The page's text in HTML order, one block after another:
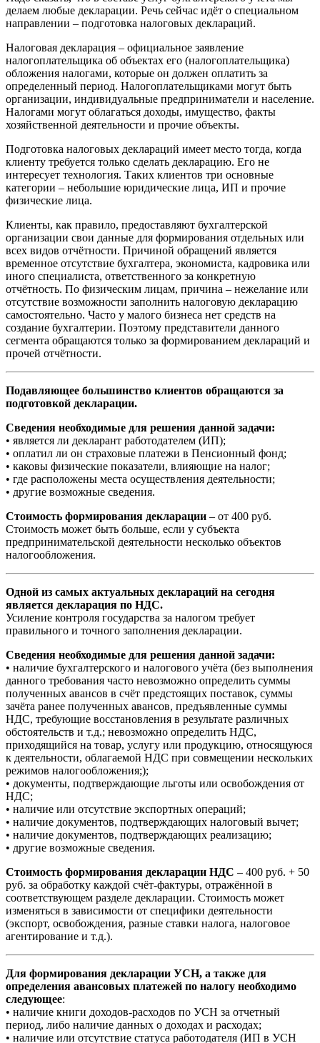
делаем любые декларации. Речь сейчас идёт о специальном
направлении – подготовка налоговых деклараций.
Налоговая декларация – официальное заявление
налогоплательщика об объектах его (налогоплательщика)
обложения налогами, которые он должен оплатить за
определенный период. Налогоплательщиками могут быть
организации, индивидуальные предприниматели и население.
Налогами могут облагаться доходы, имущество, факты
хозяйственной деятельности и прочие объекты.
Подготовка налоговых деклараций имеет место тогда, когда
клиенту требуется только сделать декларацию. Его не
интересует технология. Таких клиентов три основные
категории – небольшие юридические лица, ИП и прочие
физические лица.
Клиенты, как правило, предоставляют бухгалтерской
организации свои данные для формирования отдельных или
всех видов отчётности. Причиной обращений является
временное отсутствие бухгалтера, экономиста, кадровика или
иного специалиста, ответственного за конкретную
отчётность. По физическим лицам, причина – нежелание или
отсутствие возможности заполнить налоговую декларацию
самостоятельно. Часто у малого бизнеса нет средств на
создание бухгалтерии. Поэтому представители данного
сегмента обращаются только за формированием деклараций и
прочей отчётности.
Подавляющее большинство клиентов обращаются за
подготовкой декларации.
Сведения необходимые для решения данной задачи:
• является ли декларант работодателем (ИП);
• оплатил ли он страховые платежи в Пенсионный фонд;
• каковы физические показатели, влияющие на налог;
• где расположены места осуществления деятельности;
• другие возможные сведения.
Стоимость формирования декларации – от 400 руб.
Стоимость может быть больше, если у субъекта
предпринимательской деятельности несколько объектов
налогообложения.
Одной из самых актуальных деклараций на сегодня
является декларация по НДС.
Усиление контроля государства за налогом требует
правильного и точного заполнения декларации.
Сведения необходимые для решения данной задачи:
• наличие бухгалтерского и налогового учёта (без выполнения
данного требования часто невозможно определить суммы
полученных авансов в счёт предстоящих поставок, суммы
зачёта ранее полученных авансов, предъявленные суммы
НДС, требующие восстановления в результате различных
обстоятельств и т.д.; невозможно определить НДС,
приходящийся на товар, услугу или продукцию, относящуюся
к деятельности, облагаемой НДС при совмещении нескольких
режимов налогообложения;);
• документы, подтверждающие льготы или освобождения от
НДС;
• наличие или отсутствие экспортных операций;
• наличие документов, подтверждающих налоговый вычет;
• наличие документов, подтверждающих реализацию;
• другие возможные сведения.
Стоимость формирования декларации НДС – 400 руб. + 50
руб. за обработку каждой счёт-фактуры, отражённой в
соответствующем разделе декларации. Стоимость может
изменяться в зависимости от специфики деятельности
(экспорт, освобождения, разные ставки налога, налоговое
агентирование и т.д.).
Для формирования декларации УСН, а также для
определения авансовых платежей по налогу необходимо
следующее:
• наличие книги доходов-расходов по УСН за отчетный
период, либо наличие данных о доходах и расходах;
• наличие или отсутствие статуса работодателя (ИП в УСН